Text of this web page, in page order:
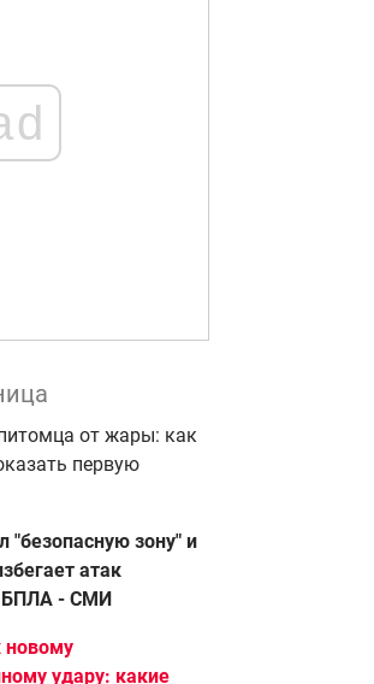
от жары: как
первую
"безопасную зону" и
атак
БПЛА - СМИ
новому
удару: какие